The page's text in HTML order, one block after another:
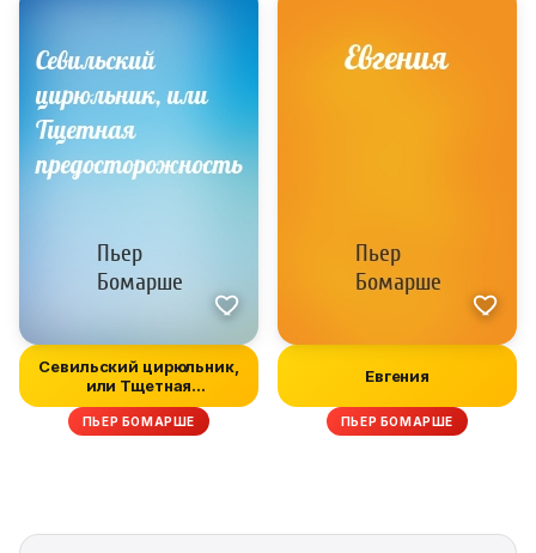
Севильский цирюльник,
или Тщетная
предосторожность
ПЬЕР БОМАРШЕ
Евгения
ПЬЕР БОМАРШЕ